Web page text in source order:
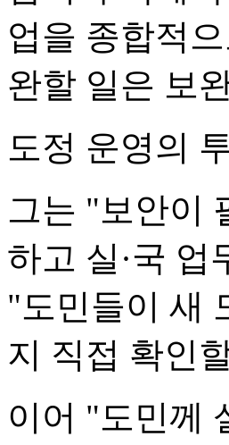
업을 종합적
완할 일은 보
도정 운영의
그는 "보안이
하고 실·국
"도민들이 새
지 직접 확인
이어 "도민께